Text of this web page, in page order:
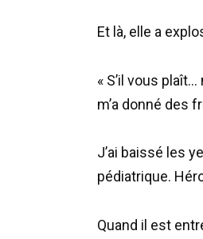
Et là, elle a
« S’il vous
m’a donné des
J’ai baissé les
pédiatrique.
Quand il est